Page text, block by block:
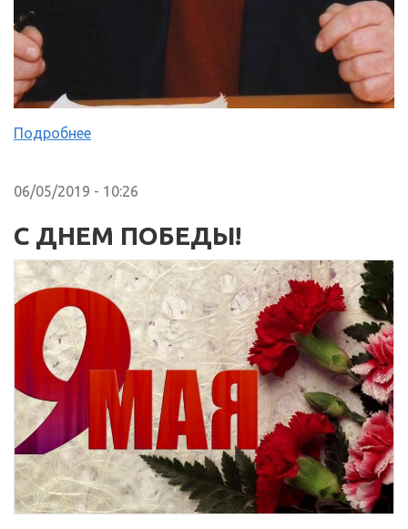
Подробнее
06/05/2019 - 10:26
С ДНЕМ ПОБЕДЫ!